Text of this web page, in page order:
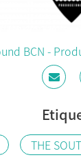
BCN -
THE